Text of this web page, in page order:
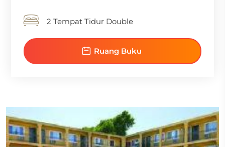
2 Tempat Tidur Double
Ruang Buku